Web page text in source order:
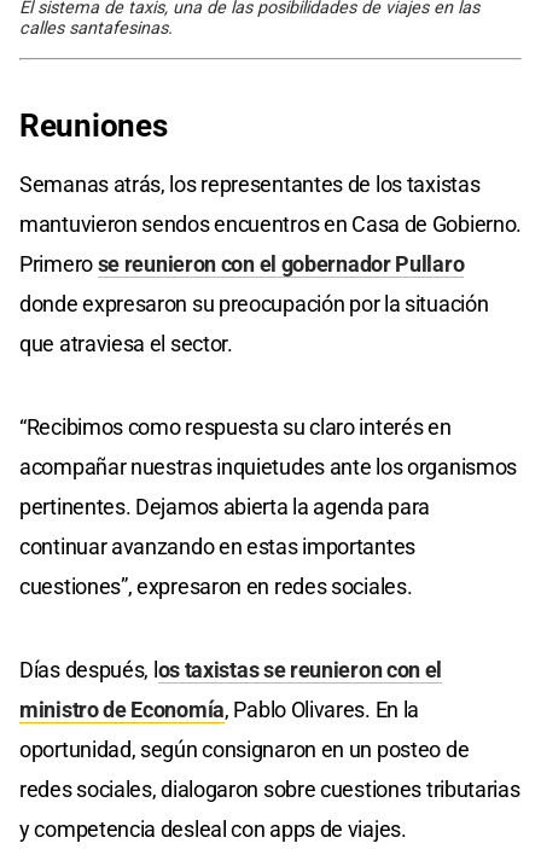
El sistema de taxis, una de las posibilidades de viajes en las
calles santafesinas.
Reuniones
Semanas atrás, los representantes de los taxistas
mantuvieron sendos encuentros en Casa de Gobierno.
Primerose reunieron con el gobernador Pullaro
donde expresaron su preocupación por la situación
que atraviesa el sector.
“Recibimos como respuesta su claro interés en
acompañar nuestras inquietudes ante los organismos
pertinentes. Dejamos abierta la agenda para
continuar avanzando en estas importantes
cuestiones”, expresaron en redes sociales.
Días después, los taxistas se reunieron con el
ministro de Economía, Pablo Olivares. En la
oportunidad, según consignaron en un posteo de
redes sociales, dialogaron sobre cuestiones tributarias
y competencia desleal con apps de viajes.